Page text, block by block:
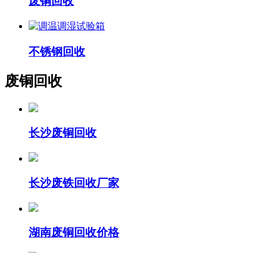
不锈钢回收
废铜回收
长沙废铜回收
长沙废铁回收厂家
湖南废铜回收价格